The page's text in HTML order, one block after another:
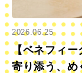
2026.06.25
【ベネフィ
寄り添う、め